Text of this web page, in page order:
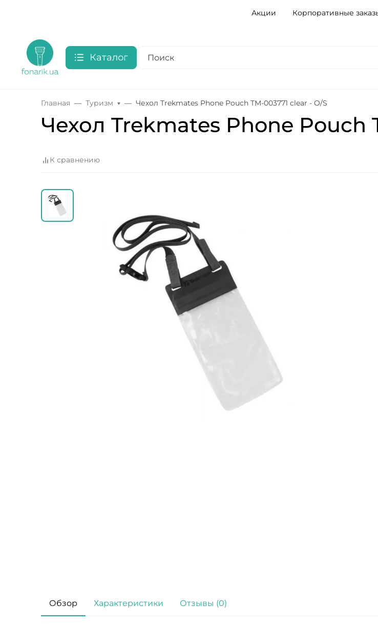
Акции Корпоративные
Каталог
Главная Туризм Чехол Trekmates Phone Pouch TM-003771 clear - O/S
Чехол Trekmates Phone Pouch
К сравнению
Обзор Характеристики Отзывы (0)